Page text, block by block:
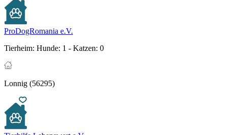
ProDogRomania e.V.
Tierheim: Hunde: 1 - Katzen: 0
Lonnig (56295)